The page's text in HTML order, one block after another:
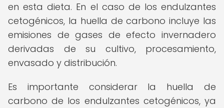
en esta dieta. En el caso de los endulzantes
cetogénicos, la huella de carbono incluye las
emisiones de gases de efecto invernadero
derivadas de su cultivo, procesamiento,
envasado y distribución.
Es importante considerar la huella de
carbono de los endulzantes cetogénicos, ya